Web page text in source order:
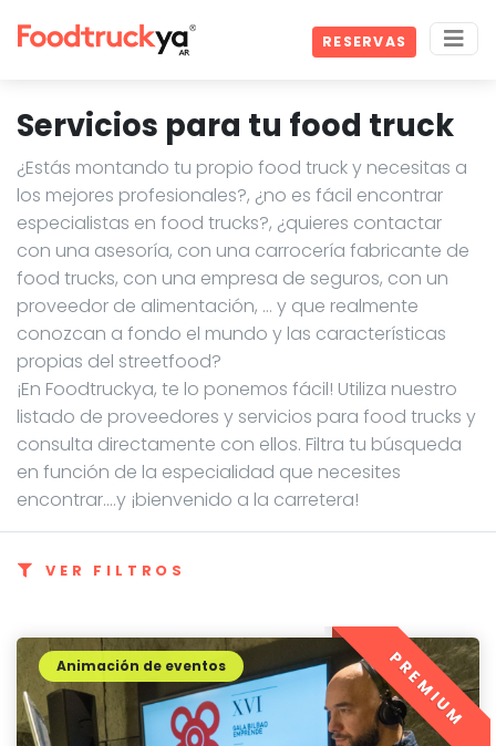
RESERVAS
Servicios para tu food truck
¿Estás montando tu propio food truck y necesitas a
los mejores profesionales?, ¿no es fácil encontrar
especialistas en food trucks?, ¿quieres contactar
con una asesoría, con una carrocería fabricante de
food trucks, con una empresa de seguros, con un
proveedor de alimentación, … y que realmente
conozcan a fondo el mundo y las características
propias del streetfood?
¡En Foodtruckya, te lo ponemos fácil! Utiliza nuestro
listado de proveedores y servicios para food trucks y
consulta directamente con ellos. Filtra tu búsqueda
en función de la especialidad que necesites
encontrar....y ¡bienvenido a la carretera!
VER FILTROS
Animación de eventos PREMIUM